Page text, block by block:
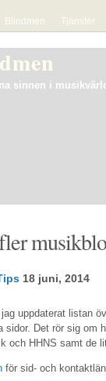
Blindmen
presenterar
The Hyper
Actives
Tjänster
sinnen i
18 juni, 2014
uppdaterat listan
sidor. Det rör sig om
och HHNS samt de
för sid- och